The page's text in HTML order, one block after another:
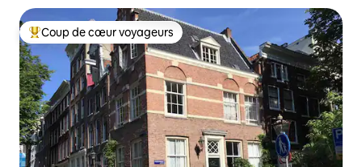
Coups de cœur voyageurs les plus appréciés
Coup de cœur voyageurs